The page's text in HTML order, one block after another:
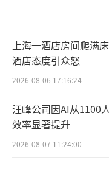
上海一酒店房间爬满
酒店态度引众怒
2026-08-06 17:16:24
汪峰公司因AI从1100
效率显著提升
2026-08-07 11:24:00